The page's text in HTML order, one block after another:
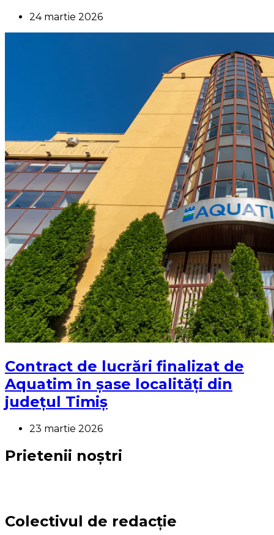
24 martie 2026
Contract de lucrări finalizat de
Aquatim în șase localități din
județul Timiș
23 martie 2026
Prietenii noștri
Colectivul de redacție